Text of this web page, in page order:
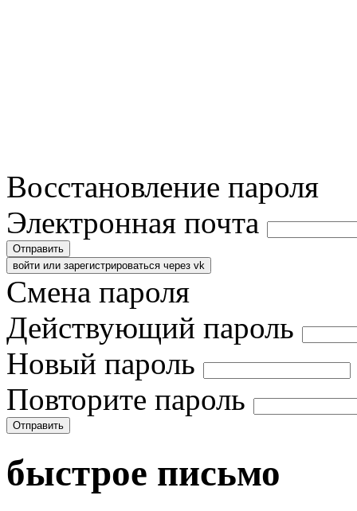
Восстановление пароля
Электронная почта
Отправить
войти или зарегистрироваться через vk
Смена пароля
Действующий пароль
Новый пароль
Повторите пароль
Отправить
быстрое письмо